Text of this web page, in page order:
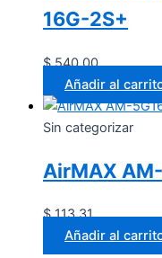
16G-2S+
$540.00
Añadir al
Sin categorizar
AirMAX
$113.31
Añadir al